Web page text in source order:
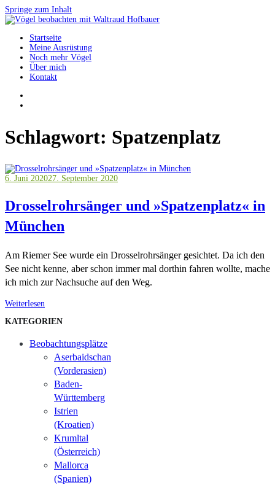
Springe zum Inhalt
Vögel beobachten mit Waltraud Hofbauer
Startseite
Meine Ausrüstung
Noch mehr Vögel
Über mich
Kontakt
Schlagwort: Spatzenplatz
6. Juni 202027. September 2020
Drosselrohrsänger und »Spatzenplatz« in
München
Am Riemer See wurde ein Drosselrohrsänger gesichtet. Da ich den
See nicht kenne, aber schon immer mal dorthin fahren wollte, mache
ich mich zur Nachsuche auf den Weg.
Weiterlesen
KATEGORIEN
Beobachtungsplätze
Aserbaidschan
(Vorderasien)
Baden-
Württemberg
Istrien
(Kroatien)
Krumltal
(Österreich)
Mallorca
(Spanien)